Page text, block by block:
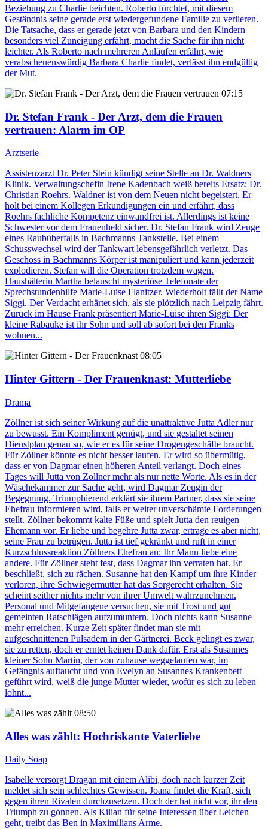
Beziehung zu Charlie beichten. Roberto fürchtet, mit diesem
Geständnis seine gerade erst wiedergefundene Familie zu verlieren.
Die Tatsache, dass er gerade jetzt von Barbara und den Kindern
besonders viel Zuneigung erfährt, macht die Sache für ihn nicht
leichter. Als Roberto nach mehreren Anläufen erfährt, wie
verabscheuenswürdig Barbara Charlie findet, verlässt ihn endgültig
der Mut.
07:15
Dr. Stefan Frank - Der Arzt, dem die Frauen
vertrauen: Alarm im OP
Arztserie
Assistenzarzt Dr. Peter Stein kündigt seine Stelle an Dr. Waldners
Klinik. Verwaltungschefin Irene Kadenbach weiß bereits Ersatz: Dr.
Christian Roehrs. Waldner ist von dem Neuen nicht begeistert. Er
holt bei einem Kollegen Erkundigungen ein und erfährt, dass
Roehrs fachliche Kompetenz einwandfrei ist. Allerdings ist keine
Schwester vor dem Frauenheld sicher. Dr. Stefan Frank wird Zeuge
eines Raubüberfalls in Bachmanns Tankstelle. Bei einem
Schusswechsel wird der Tankwart lebensgefährlich verletzt. Das
Geschoss in Bachmanns Körper ist manipuliert und kann jederzeit
explodieren. Stefan will die Operation trotzdem wagen.
Haushälterin Martha belauscht mysteriöse Telefonate der
Sprechstundenhilfe Marie-Luise Flanitzer. Wiederholt fällt der Name
Siggi. Der Verdacht erhärtet sich, als sie plötzlich nach Leipzig fährt.
Zurück im Hause Frank präsentiert Marie-Luise ihren Siggi: Der
kleine Rabauke ist ihr Sohn und soll ab sofort bei den Franks
wohnen...
08:05
Hinter Gittern - Der Frauenknast: Mutterliebe
Drama
Zöllner ist sich seiner Wirkung auf die unattraktive Jutta Adler nur
zu bewusst. Ein Kompliment genügt, und sie gestaltet seinen
Dienstplan genau so, wie er es für seine Drogengeschäfte braucht.
Für Zöllner könnte es nicht besser laufen. Er wird so übermütig,
dass er von Dagmar einen höheren Anteil verlangt. Doch eines
Tages will Jutta von Zöllner mehr als nur nette Worte. Als es in der
Wäschekammer zur Sache geht, wird Dagmar Zeugin der
Begegnung. Triumphierend erklärt sie ihrem Partner, dass sie seine
Ehefrau informieren wird, falls er weiter unverschämte Forderungen
stellt. Zöllner bekommt kalte Füße und spielt Jutta den reuigen
Ehemann vor. Er liebe und begehre Jutta zwar, ertrage es aber nicht,
seine Frau zu betrügen. Jutta ist tief gekränkt und ruft in einer
Kurzschlussreaktion Zöllners Ehefrau an: Ihr Mann liebe eine
andere. Für Zöllner steht fest, dass Dagmar ihn verraten hat. Er
beschließt, sich zu rächen. Susanne hat den Kampf um ihre Kinder
verloren, ihre Schwiegermutter hat das Sorgerecht erhalten. Sie
scheint seither nichts mehr von ihrer Umwelt wahrzunehmen.
Personal und Mitgefangene versuchen, sie mit Trost und gut
gemeinten Ratschlägen aufzumuntern. Doch nichts kann Susanne
mehr erreichen. Kurze Zeit später findet man sie mit
aufgeschnittenen Pulsadern in der Gärtnerei. Beck gelingt es zwar,
sie zu retten, doch er erntet keinen Dank dafür. Erst als Susannes
kleiner Sohn Martin, der von zuhause weggelaufen war, im
Gefängnis auftaucht und von Evelyn an Susannes Krankenbett
geführt wird, weiß die junge Mutter wieder, wofür es sich zu leben
lohnt...
08:50
Alles was zählt: Hochriskante Vaterliebe
Daily Soap
Isabelle versorgt Dragan mit einem Alibi, doch nach kurzer Zeit
meldet sich sein schlechtes Gewissen. Joana findet die Kraft, sich
gegen ihren Rivalen durchzusetzen. Doch der hat nicht vor, ihr den
Triumph zu gönnen. Als Kilian für seine Interessen über Leichen
geht, treibt das Ben in Maximilians Arme.